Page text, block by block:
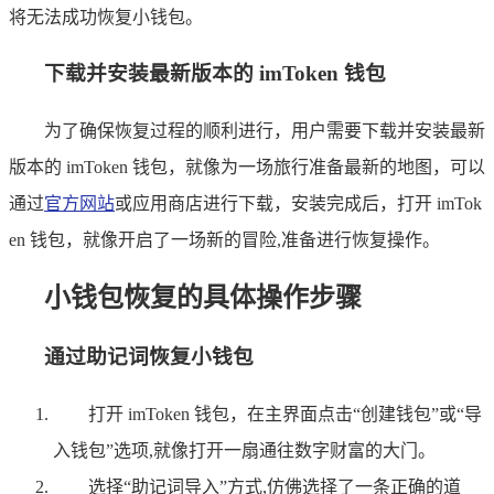
将无法成功恢复小钱包。
下载并安装最新版本的 imToken 钱包
为了确保恢复过程的顺利进行，用户需要下载并安装最新
版本的 imToken 钱包，就像为一场旅行准备最新的地图，可以
通过官方网站或应用商店进行下载，安装完成后，打开 imTok
en 钱包，就像开启了一场新的冒险,准备进行恢复操作。
小钱包恢复的具体操作步骤
通过助记词恢复小钱包
打开 imToken 钱包，在主界面点击“创建钱包”或“导
入钱包”选项,就像打开一扇通往数字财富的大门。
选择“助记词导入”方式,仿佛选择了一条正确的道